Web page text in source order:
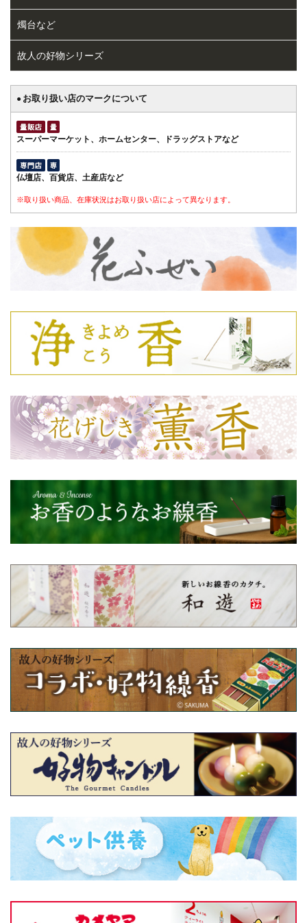
燭台など
故人の好物シリーズ
● お取り扱い店のマークについて
スーパーマーケット、ホームセンター、ドラッグストアなど
仏壇店、百貨店、土産店など
※取り扱い商品、在庫状況はお取り扱い店によって異なります。